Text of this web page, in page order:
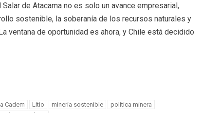
de Atacama no es solo un avance empresarial,
sostenible, la soberanía de los recursos naturales y
ventana de oportunidad es ahora, y Chile está decidido
Cadem Litio minería sostenible
política minera